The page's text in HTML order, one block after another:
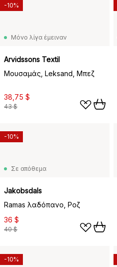
Μόνο λίγα έμειναν
Arvidssons Textil
Μουσαμάς, Leksand, Μπεζ
38,75 $
43 $
-10%
Σε απόθεμα
Jakobsdals
Ramas λαδόπανο, Ροζ
36 $
40 $
-10%
-10%